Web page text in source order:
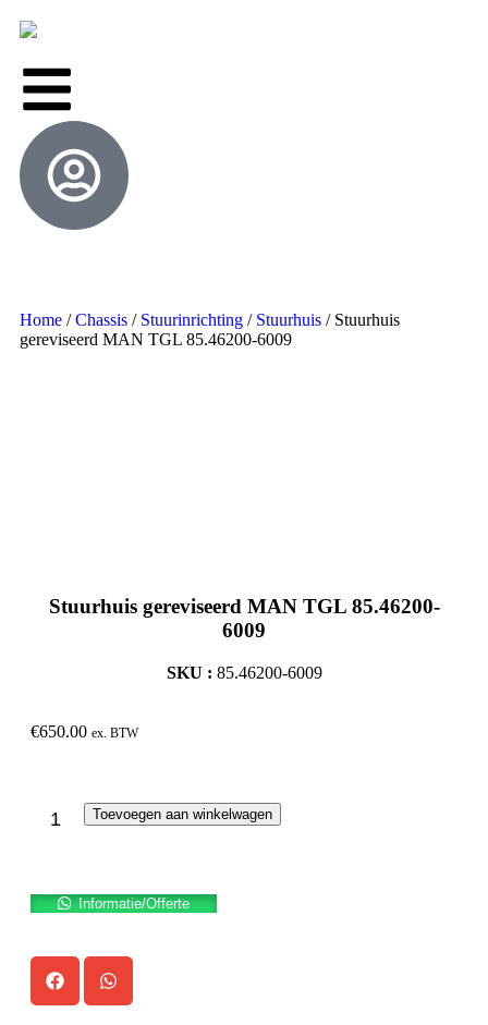
Home /Chassis / Stuurinrichting / Stuurhuis / Stuurhuis
gereviseerd MAN TGL 85.46200-6009
Stuurhuis gereviseerd MAN TGL 85.46200-
6009
SKU : 85.46200-6009
€650.00 ex. BTW
Toevoegen aan winkelwagen
Informatie/Offerte